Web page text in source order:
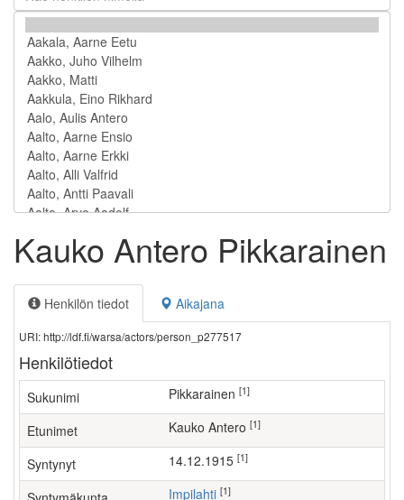
Kauko Antero Pikkarainen
Henkilön tiedot Aikajana
URI: http://ldf.fi/warsa/actors/person_p277517
Henkilötiedot
Sukunimi Pikkarainen [1]
Etunimet Kauko Antero [1]
Syntynyt 14.12.1915 [1]
Impilahti [1]